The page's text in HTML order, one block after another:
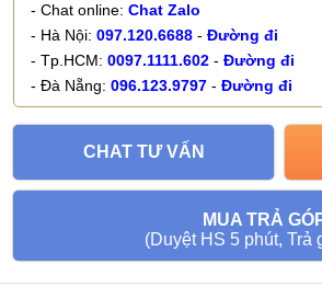
- Chat online: Chat Zalo
- Hà Nội: 097.120.6688 - Đường đi
- Tp.HCM: 0097.1111.602 - Đường đi
- Đà Nẵng: 096.123.9797 - Đường đi
CHAT TƯ VẤN
MUA TRẢ
(Duyệt HS 5 phút, Trả